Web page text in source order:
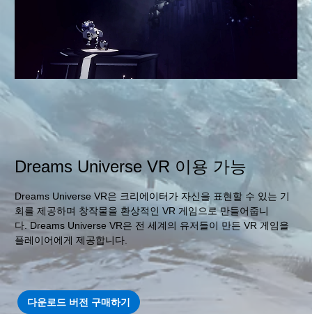
Dreams Universe VR 이용 가능
Dreams Universe VR은 크리에이터가 자신을 표현할 수 있는 기
회를 제공하며 창작물을 환상적인 VR 게임으로 만들어줍니
다. Dreams Universe VR은 전 세계의 유저들이 만든 VR 게임을
플레이어에게 제공합니다.
다운로드 버전 구매하기